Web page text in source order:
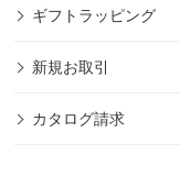
ギフトラッピング
新規お取引
カタログ請求